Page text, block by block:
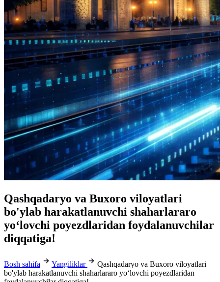
Qashqadaryo va Buxoro viloyatlari
bo'ylab harakatlanuvchi shaharlararo
yo‘lovchi poyezdlaridan foydalanuvchilar
diqqatiga!
Bosh sahifa Yangiliklar
Qashqadaryo va Buxoro viloyatlari
bo'ylab harakatlanuvchi shaharlararo yo‘lovchi poyezdlaridan